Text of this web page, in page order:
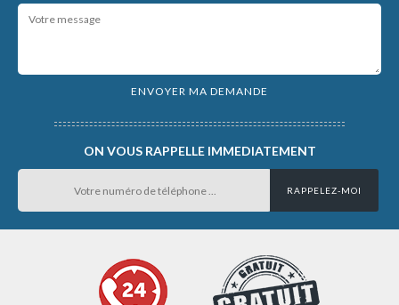
ON VOUS RAPPELLE IMMEDIATEMENT